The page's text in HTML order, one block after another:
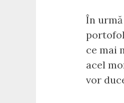
În urmă
ce mai
acel
vor